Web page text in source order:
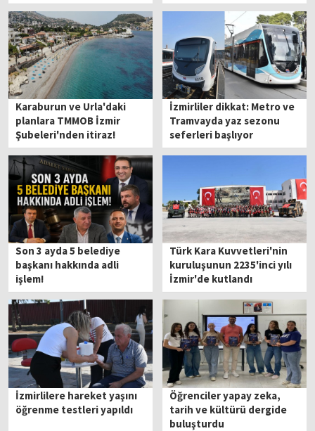
Karaburun ve Urla'daki
planlara TMMOB İzmir
Şubeleri'nden itiraz!
İzmirliler dikkat: Metro ve
Tramvayda yaz sezonu
seferleri başlıyor
Son 3 ayda 5 belediye
başkanı hakkında adli
işlem!
Türk Kara Kuvvetleri'nin
kuruluşunun 2235'inci yılı
İzmir'de kutlandı
İzmirlilere hareket yaşını
öğrenme testleri yapıldı
Öğrenciler yapay zeka,
tarih ve kültürü dergide
buluşturdu